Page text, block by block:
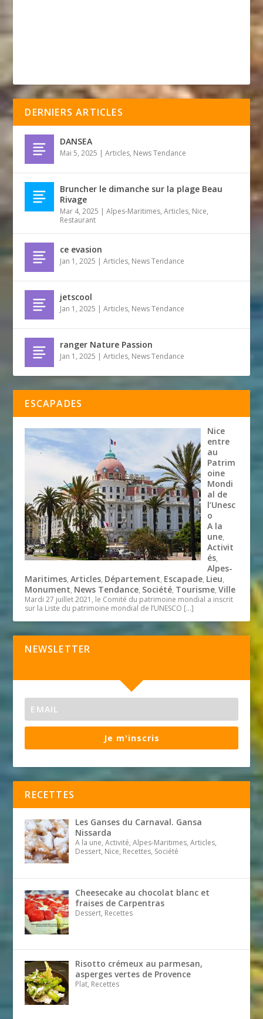
DERNIERS ARTICLES
DANSEA
Mai 5, 2025 |Articles, News Tendance
Bruncher le dimanche sur la plage Beau
Rivage
Mar 4, 2025 |Alpes-Maritimes,Articles, Nice,
Restaurant
ce evasion
Jan 1, 2025 |Articles, News Tendance
jetscool
Jan 1, 2025 |Articles, News Tendance
ranger Nature Passion
Jan 1, 2025 |Articles, News Tendance
ESCAPADES
Nice
entre
au
Patrim
oine
Mondi
al de
l’Unesc
o
A la
une,
Activit
és,
Alpes-
Maritimes,Articles, Département, Escapade, Lieu,
Monument, News Tendance, Société, Tourisme,Ville
Mardi 27 juillet 2021, le Comité du patrimoine mondial a inscrit
sur la Liste du patrimoine mondial de l’UNESCO […]
NEWSLETTER
Je m'inscris
RECETTES
Les Ganses du Carnaval. Gansa
Nissarda
A la une, Activité, Alpes-Maritimes, Articles,
Dessert, Nice, Recettes, Société
Cheesecake au chocolat blanc et
fraises de Carpentras
Dessert, Recettes
Risotto crémeux au parmesan,
asperges vertes de Provence
Plat, Recettes